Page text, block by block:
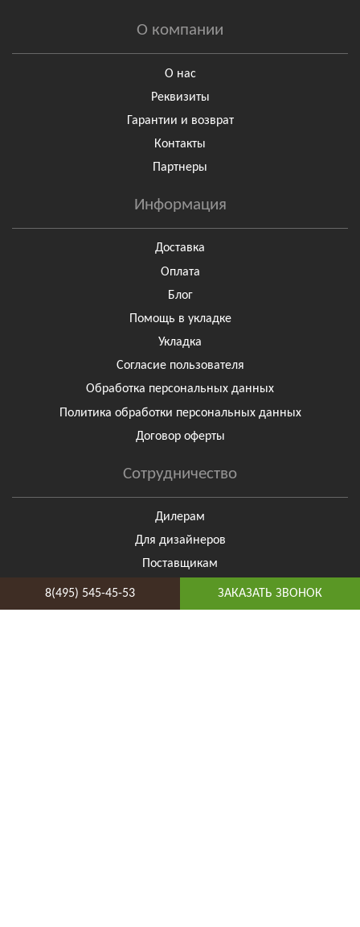
О компании
О нас
Реквизиты
Гарантии и возврат
Контакты
Партнеры
Информация
Доставка
Оплата
Блог
Помощь в укладке
Укладка
Согласие пользователя
Обработка персональных данных
Политика обработки персональных данных
Договор оферты
Сотрудничество
Дилерам
Для дизайнеров
Поставщикам
8(495) 545-45-53 ЗАКАЗАТЬ ЗВОНОК